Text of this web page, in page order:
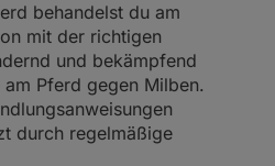
behandelst du am
mit der richtigen
und bekämpfend
Pferd gegen Milben.
durch regelmäßige